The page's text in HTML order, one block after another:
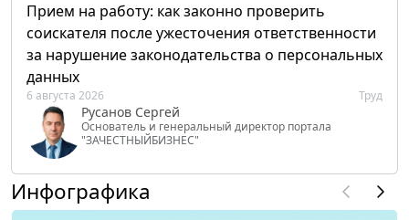
Прием на работу: как законно проверить
соискателя после ужесточения ответственности
за нарушение законодательства о персональных
данных
6 августа 2026 Труд
Русанов Сергей
Основатель и генеральный директор портала
"ЗАЧЕСТНЫЙБИЗНЕС"
Инфографика